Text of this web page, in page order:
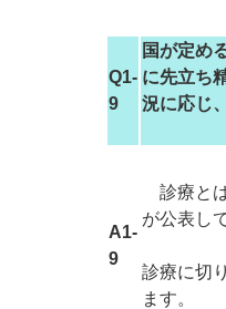
Q1-
9
国が定め
に先立ち
況に応じ
A1-
9
診療と
が公表し
診療に切
ます。